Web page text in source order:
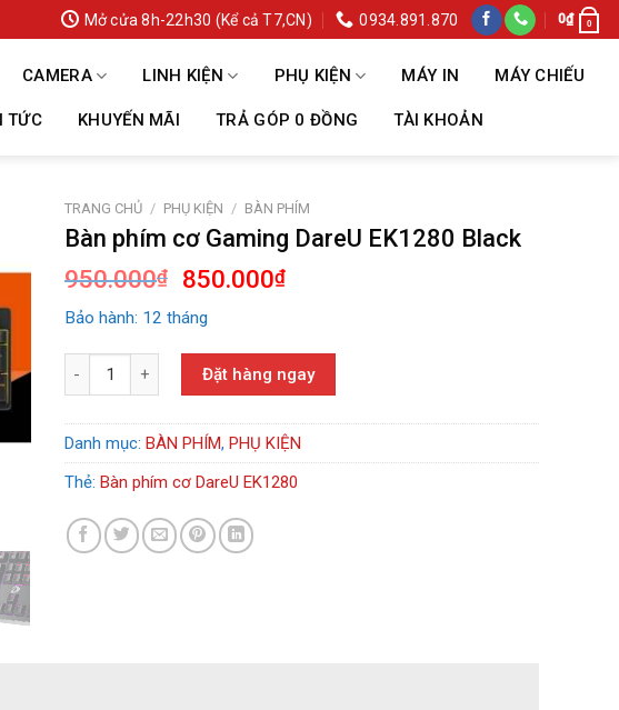
Mở cửa 8h-22h30 (Kể cả T7,CN) 0934.891.870 0₫ 0
CAMERA LINH KIỆN PHỤ KIỆN MÁY IN MÁY CHIẾU
TỨC KHUYẾN MÃI TRẢ GÓP 0 ĐỒNG TÀI KHOẢN
TRANG CHỦ / PHỤ KIỆN / BÀN PHÍM
Bàn phím cơ Gaming DareU EK1280 Black
950.000₫
Giá
là:
950.000₫.
850.000₫Giá
là:
850.000₫.
Bảo hành: 12 tháng
Bàn phím cơ Gaming DareU EK1280 Black số lượng
Đặt hàng ngay
Danh mục: BÀN PHÍM, PHỤ KIỆN
Thẻ: Bàn phím cơ DareU EK1280